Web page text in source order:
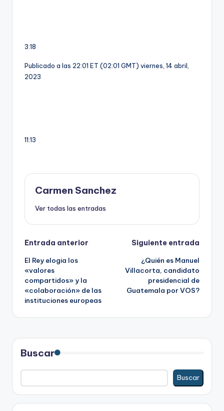
3:18
Publicado a las 22:01 ET (02:01 GMT) viernes, 14 abril,
2023
11:13
Carmen Sanchez
Ver todas las entradas
Navegación
de
entradas
Entrada anterior
El Rey elogia los
«valores
compartidos» y la
«colaboración» de las
instituciones europeas
Siguiente entrada
¿Quién es Manuel
Villacorta, candidato
presidencial de
Guatemala por VOS?
Buscar
Buscar